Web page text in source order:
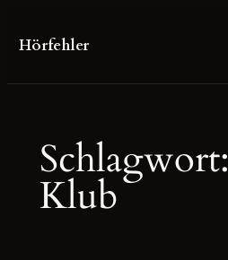
Inhalt
Hörfehler
Schlagwort:
Klub